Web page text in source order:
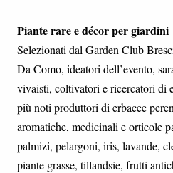
Piante rare e décor per giardini
Selezionati dal Garden Club
Da Como, ideatori dell’evento,
vivaisti, coltivatori e ricercatori di
più noti produttori di erbacee
aromatiche, medicinali e orticole
palmizi, pelargoni, iris, lavande,
piante grasse, tillandsie, frutti